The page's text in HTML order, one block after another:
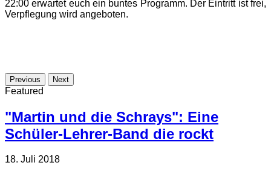
22:00 erwartet euch ein buntes Programm. Der Eintritt ist frei,
Verpflegung wird angeboten.
Previous Next
Featured
"Martin und die Schrays": Eine
Schüler-Lehrer-Band die rockt
18. Juli 2018